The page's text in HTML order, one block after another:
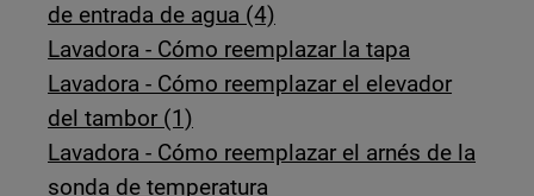
de entrada de agua (4)
Lavadora - Cómo reemplazar la tapa
Lavadora - Cómo reemplazar el elevador
del tambor (1)
Lavadora - Cómo reemplazar el arnés de la
sonda de temperatura